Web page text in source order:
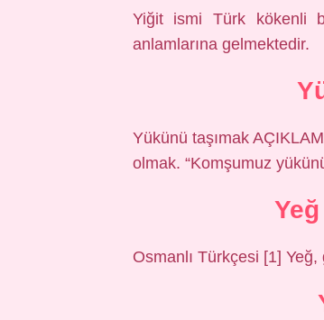
Yiğit ismi Türk kökenli
anlamlarına gelmektedir.
Yükünü taşımak
olmak. “Komşumuz
Osmanlı Türkçesi [1] Yeğ,